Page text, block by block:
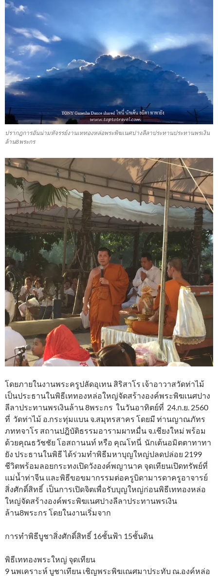
ปรากฎการอันน่ามหัจรรย์งานเททองหล่อพระพิฆเนศปางลีลาประทานประทานพรเงิน
ล้าน8พระกร
โดยภายในงานพระครูปลัดอุเทน สิริสาโร เจ้าอาวาสวัดท่าไม้
เป็นประธานในพิธีเททองหล่อใหญ่จัดสร้างองค์พระพิฆเนศปาง
ลีลาประทานพรเงินล้าน 8พระกร ในวันอาทิตย์ที่ 24.ก.ย. 2560
ที่ วัดท่าไม้ อ.กระทุ่มแบน จ.สมุทรสาคร โดยมี ท่านญาณภัทร
ภททจาโร สถานปฎิบัติธรรมอารามผาหมื่น จ.เชียงใหม่ พร้อม
ด้วยคุณธวัชชัย โอสถานนท์ หรือ คุณโทนี่ นักเต้นอมิตตาทาทา
ยัง ประธานในพิธี ได้ร่วมทำพิธีมหาบุญใหญ่ปลดปล่อย 2199
ชีวิตพร้อมลอยกระทงเปิดวังองค์พญานาค จุดเทียนเปิดทรัพย์ที่
แม่น้ำท่าจีน และพิธีขอขมากรรมต่อครูบิดามารดาครูอาจารย์
สิ่งศักดิ์สิทธิ์ เป็นการเปิดจิตเพื่อรับบุญใหญ่ก่อนพิธีเททองหล่อ
ใหญ่จัดสร้างองค์พระพิฆเนศปางลีลาประทานพรเงิน
ล้าน8พระกร โดยในงานเริ่มจาก
การทำพิธีบูชาสิ่งศักดิ์สิทธิ์ 16ชั้นฟ้า 15ชั้นดิน
พิธีเททองพระใหญ่ จุดเทียน
9 นพเคราะห์ บูชาเทียน เชิญพระพิฆเณศมาประทับ ณ.องค์หล่อ